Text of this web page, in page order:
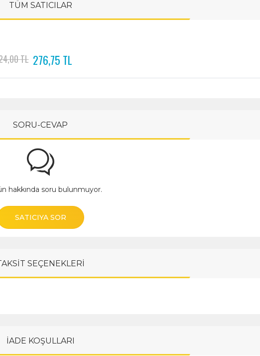
TÜM SATICILAR
TL 276,75 TL
SORU-CEVAP
hakkında soru bulunmuyor.
SATICIYA SOR
SEÇENEKLERİ
İADE KOŞULLARI